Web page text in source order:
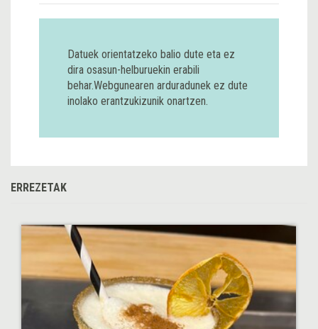
Datuek orientatzeko balio dute eta ez
dira osasun-helburuekin erabili
behar.Webgunearen arduradunek ez dute
inolako erantzukizunik onartzen.
ERREZETAK